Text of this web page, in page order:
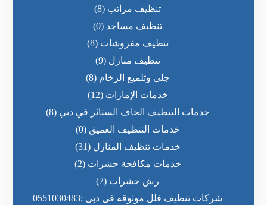
تنظيف مراتب (8)
تنظيف مساجد (0)
تنظيف مفروشات (8)
تنظيف منازل (9)
جلي وتلميع الرخام (8)
خدمات الإمارات (12)
خدمات التنظيف الجاف الستائر في دبي (8)
خدمات التنظيف العميق (0)
خدمات تنظيف المنازل (31)
خدمات مكافحة حشرات (2)
رش حشرات (7)
شركات تنظيف فلل موثوقه فى دبى :0551030483